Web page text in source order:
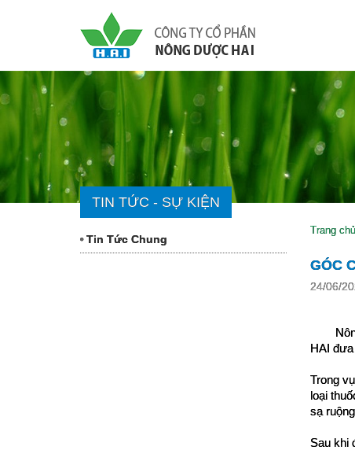
TIN TỨC - SỰ KIỆN
Tin Tức Chung
Trang chủ
GÓC
24/06/
HAI
Trong
loại
sạ
Sau khi